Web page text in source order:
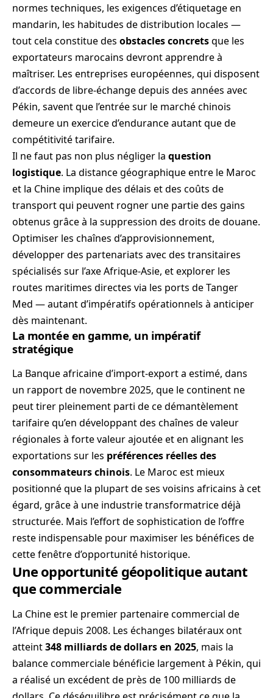
normes techniques, les exigences d’étiquetage en
mandarin, les habitudes de distribution locales —
tout cela constitue des obstacles concretsque les
exportateurs marocains devront apprendre à
maîtriser. Les entreprises européennes, qui disposent
d’accords de libre-échange depuis des années avec
Pékin, savent que l’entrée sur le marché chinois
demeure un exercice d’endurance autant que de
compétitivité tarifaire.
Il ne faut pas non plus négliger la question
logistique. La distance géographique entre le Maroc
et la Chine implique des délais et des coûts de
transport qui peuvent rogner une partie des gains
obtenus grâce à la suppression des droits de douane.
Optimiser les chaînes d’approvisionnement,
développer des partenariats avec des transitaires
spécialisés sur l’axe Afrique-Asie, et explorer les
routes maritimes directes via les ports de Tanger
Med — autant d’impératifs opérationnels à anticiper
dès maintenant.
La montée en gamme, un impératif
stratégique
La Banque africaine d’import-export a estimé, dans
un rapport de novembre 2025, que le continent ne
peut tirer pleinement parti de ce démantèlement
tarifaire qu’en développant des chaînes de valeur
régionales à forte valeur ajoutée et en alignant les
exportations sur les préférences réelles des
consommateurs chinois. Le Maroc est mieux
positionné que la plupart de ses voisins africains à cet
égard, grâce à une industrie transformatrice déjà
structurée. Mais l’effort de sophistication de l’offre
reste indispensable pour maximiser les bénéfices de
cette fenêtre d’opportunité historique.
Une opportunité géopolitique autant
que commerciale
La Chine est le premier partenaire commercial de
l’Afrique depuis 2008. Les échanges bilatéraux ont
atteint348 milliards de dollars en 2025, mais la
balance commerciale bénéficie largement à Pékin, qui
a réalisé un excédent de près de 100 milliards de